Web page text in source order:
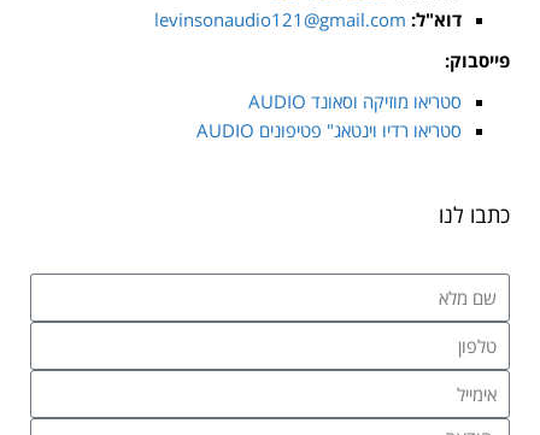
דוא"ל: levinsonaudio121@gmail.com
פייסבוק:
סטריאו מוזיקה וסאונד AUDIO
סטריאו רדיו וינטאג" פטיפונים AUDIO
כתבו לנו